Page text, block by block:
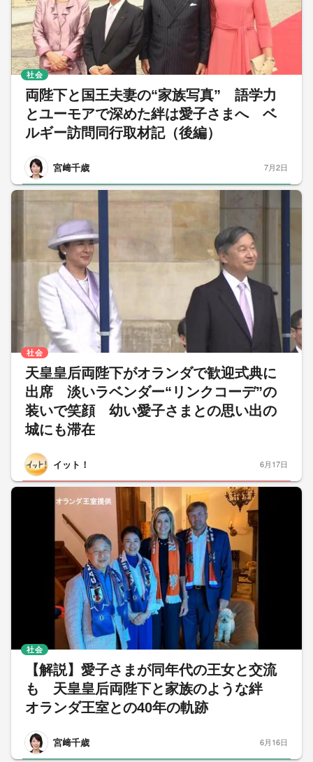
両陛下と国王夫妻の“家族写真” 語学力
とユーモアで深めた絆は愛子さまへ ベ
ルギー訪問同行取材記（後編）
宮﨑千歳
社会
7月2日
天皇皇后両陛下がオランダで歓迎式典に
出席 淡いラベンダー“リンクコーデ”の
装いで笑顔 幼い愛子さまとの思い出の
城にも滞在
イット！
社会
6月17日
【解説】愛子さまが同年代の王女と交流
も 天皇皇后両陛下と家族のような絆
オランダ王室との40年の軌跡
宮﨑千歳
社会
6月16日